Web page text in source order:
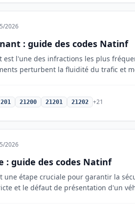
2026
: guide des codes Natinf
est l'une des infractions les plus
perturbent la fluidité du trafic et
201 21200 21201 21202 +21
2026
: guide des codes Natinf
une étape cruciale pour garantir la
et le défaut de présentation d'un